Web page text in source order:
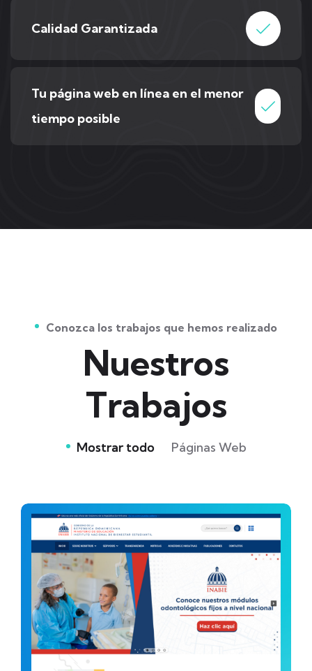
Calidad Garantizada
Tu página web en línea en el menor
tiempo posible
Conozca los trabajos que hemos realizado
Nuestros
Trabajos
Mostrar todo Páginas Web